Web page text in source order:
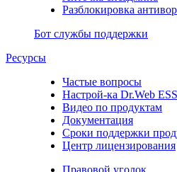
Разблокировка
Бот службы поддержки
Ресурсы
Частые вопросы
Настрой-ка Dr.Web ESS
Видео по продуктам
Документация
Сроки поддержки
Центр лицензирования
Правовой уголок